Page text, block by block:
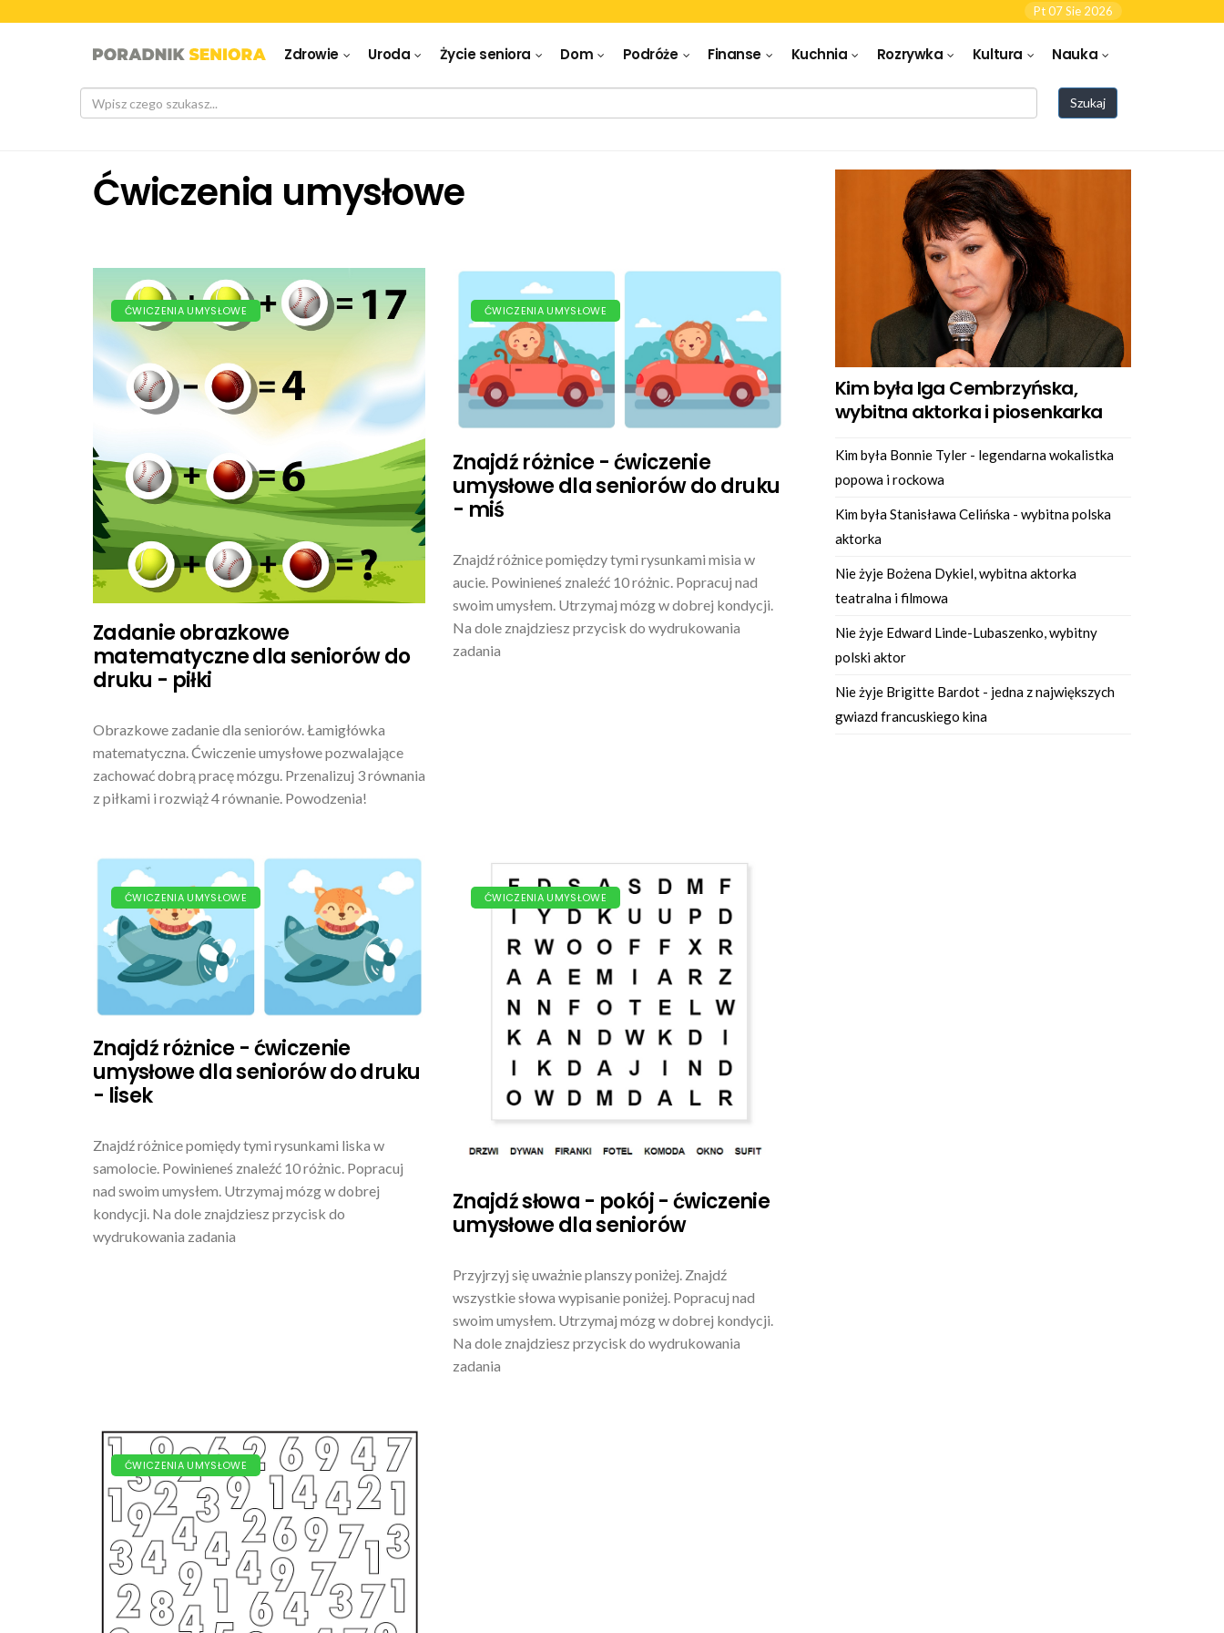
Pt 07 Sie 2026
Zdrowie Uroda Życie seniora Dom Podróże Finanse Kuchnia Rozrywka Kultura Nauka
Szukaj
Ćwiczenia umysłowe
ĆWICZENIA UMYSŁOWE
Zadanie obrazkowe
matematyczne dla seniorów do
druku - piłki
Obrazkowe zadanie dla seniorów. Łamigłówka
matematyczna. Ćwiczenie umysłowe pozwalające
zachować dobrą pracę mózgu. Przenalizuj 3 równania
z piłkami i rozwiąż 4 równanie. Powodzenia!
ĆWICZENIA UMYSŁOWE
Znajdź różnice - ćwiczenie
umysłowe dla seniorów do druku
- miś
Znajdź różnice pomiędzy tymi rysunkami misia w
aucie. Powinieneś znaleźć 10 różnic. Popracuj nad
swoim umysłem. Utrzymaj mózg w dobrej kondycji.
Na dole znajdziesz przycisk do wydrukowania
zadania
ĆWICZENIA UMYSŁOWE
Znajdź różnice - ćwiczenie
umysłowe dla seniorów do druku
- lisek
Znajdź różnice pomiędy tymi rysunkami liska w
samolocie. Powinieneś znaleźć 10 różnic. Popracuj
nad swoim umysłem. Utrzymaj mózg w dobrej
kondycji. Na dole znajdziesz przycisk do
wydrukowania zadania
ĆWICZENIA UMYSŁOWE
Znajdź słowa - pokój - ćwiczenie
umysłowe dla seniorów
Przyjrzyj się uważnie planszy poniżej. Znajdź
wszystkie słowa wypisanie poniżej. Popracuj nad
swoim umysłem. Utrzymaj mózg w dobrej kondycji.
Na dole znajdziesz przycisk do wydrukowania
zadania
ĆWICZENIA UMYSŁOWE
Kim była Iga Cembrzyńska,
wybitna aktorka i piosenkarka
Kim była Bonnie Tyler - legendarna wokalistka
popowa i rockowa
Kim była Stanisława Celińska - wybitna polska
aktorka
Nie żyje Bożena Dykiel, wybitna aktorka
teatralna i filmowa
Nie żyje Edward Linde-Lubaszenko, wybitny
polski aktor
Nie żyje Brigitte Bardot - jedna z największych
gwiazd francuskiego kina